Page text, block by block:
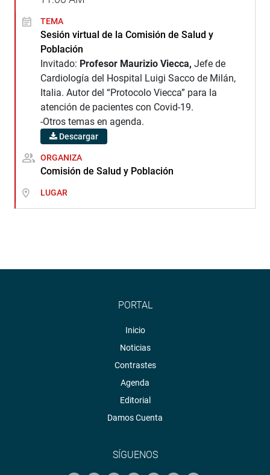
TEMA
Sesión virtual de la Comisión de Salud y
Población
Invitado: Profesor Maurizio Viecca, Jefe de
Cardiología del Hospital Luigi Sacco de Milán,
Italia. Autor del “Protocolo Viecca” para la
atención de pacientes con Covid-19.
-Otros temas en agenda.
Descargar
ORGANIZA
Comisión de Salud y Población
LUGAR
PORTAL
Inicio
Noticias
Contrastes
Agenda
Editorial
Damos Cuenta
SÍGUENOS